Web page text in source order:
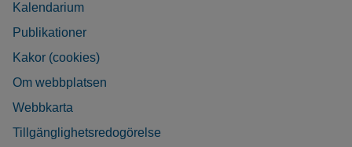
Kalendarium
Publikationer
Kakor (cookies)
Om webbplatsen
Webbkarta
Tillgänglighetsredogörelse